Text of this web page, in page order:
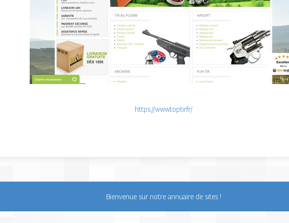
https://www.toptir.fr/
Bienvenue sur notre annuaire de sites !